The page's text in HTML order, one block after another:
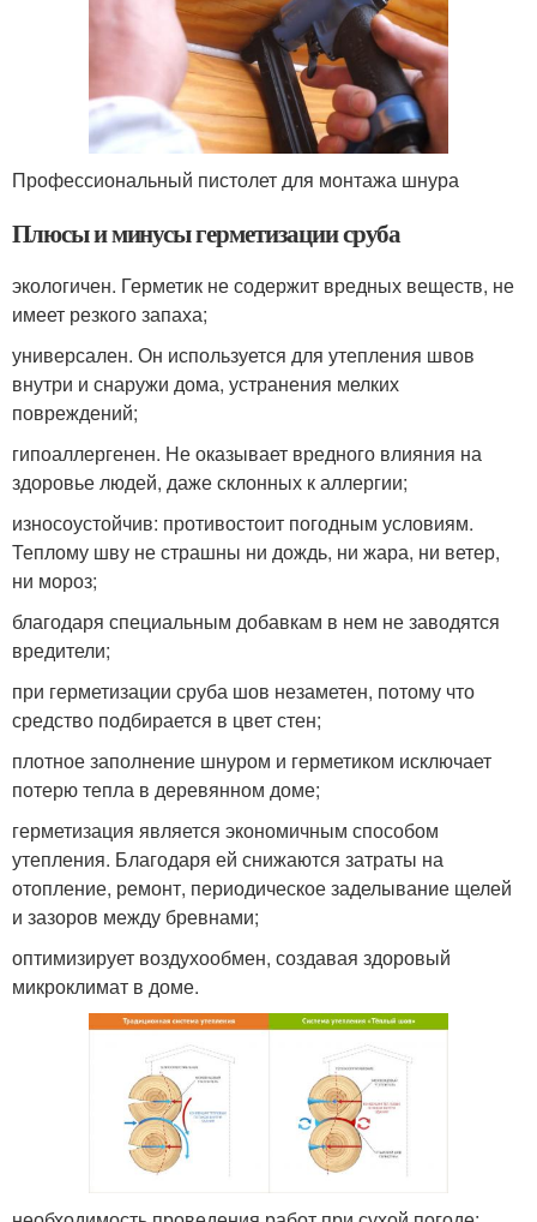
Профессиональный пистолет для монтажа шнура
Плюсы и минусы герметизации сруба
экологичен. Герметик не содержит вредных веществ, не
имеет резкого запаха;
универсален. Он используется для утепления швов
внутри и снаружи дома, устранения мелких
повреждений;
гипоаллергенен. Не оказывает вредного влияния на
здоровье людей, даже склонных к аллергии;
износоустойчив: противостоит погодным условиям.
Теплому шву не страшны ни дождь, ни жара, ни ветер,
ни мороз;
благодаря специальным добавкам в нем не заводятся
вредители;
при герметизации сруба шов незаметен, потому что
средство подбирается в цвет стен;
плотное заполнение шнуром и герметиком исключает
потерю тепла в деревянном доме;
герметизация является экономичным способом
утепления. Благодаря ей снижаются затраты на
отопление, ремонт, периодическое заделывание щелей
и зазоров между бревнами;
оптимизирует воздухообмен, создавая здоровый
микроклимат в доме.